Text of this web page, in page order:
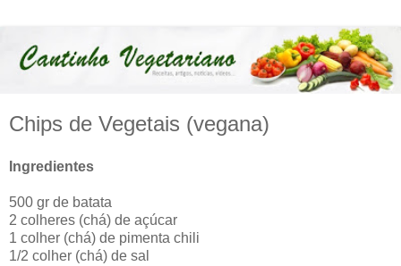
Chips de Vegetais (vegana)
Ingredientes
500 gr de batata
2 colheres (chá) de açúcar
1 colher (chá) de pimenta chili
1/2 colher (chá) de sal